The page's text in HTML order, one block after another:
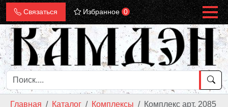
Связаться Избранное 0
Главная Каталог Комплексы Комплекс арт. 2085